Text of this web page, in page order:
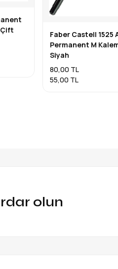
Çift
Faber Castell 1525
Permanent M
Siyah
80,00 TL
55,00 TL
olun